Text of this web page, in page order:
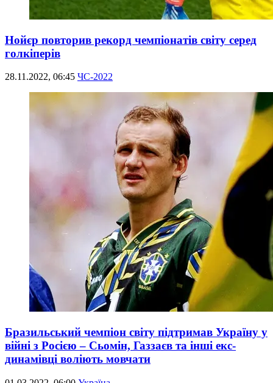
Нойєр повторив рекорд чемпіонатів світу серед
голкіперів
28.11.2022, 06:45 ЧС-2022
Бразильський чемпіон світу підтримав Україну у
війні з Росією – Сьомін, Газзаєв та інші екс-
динамівці воліють мовчати